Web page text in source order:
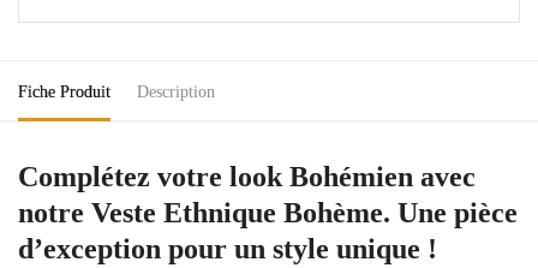
Fiche Produit Description
Complétez votre look Bohémien avec
notre Veste Ethnique Bohème. Une pièce
d’exception pour un style unique !